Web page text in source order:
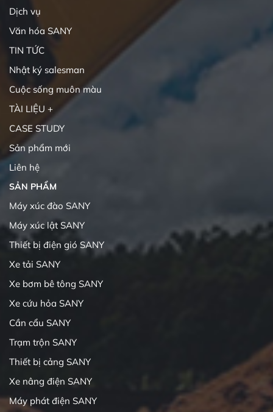
Dịch vụ
Văn hóa SANY
TIN TỨC
Nhật ký salesman
Cuộc sống muôn màu
TÀI LIỆU +
CASE STUDY
Sản phẩm mới
Liên hệ
SẢN PHẨM
Máy xúc đào SANY
Máy xúc lật SANY
Thiết bị điện gió SANY
Xe tải SANY
Xe bơm bê tông SANY
Xe cứu hỏa SANY
Cần cẩu SANY
Trạm trộn SANY
Thiết bị cảng SANY
Xe nâng điện SANY
Máy phát điện SANY